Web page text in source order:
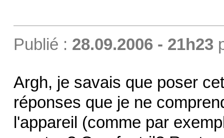
Publié : 28.09.2006 - 21h23
Argh, je savais que poser
réponses que je ne
l'appareil (comme par